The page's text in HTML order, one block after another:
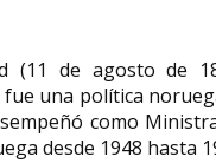
(11 de agosto de
una política
como
desde 1948 hasta